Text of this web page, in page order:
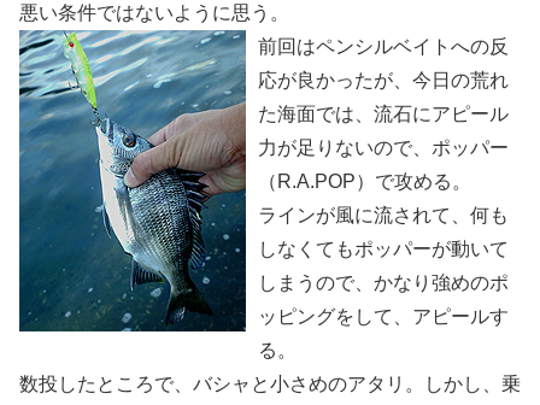
悪い条件ではないように思う。
前回はペンシルベイトへの反
応が良かったが、今日の荒れ
た海面では、流石にアピール
力が足りないので、ポッパー
（R.A.POP）で攻める。
ラインが風に流されて、何も
しなくてもポッパーが動いて
しまうので、かなり強めのポ
ッピングをして、アピールす
る。
数投したところで、バシャと小さめのアタリ。しかし、乗